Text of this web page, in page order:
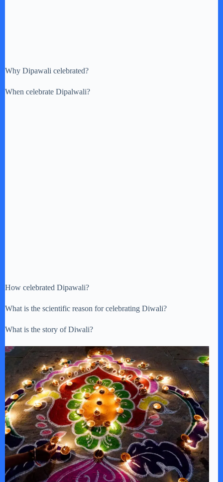
Why Dipawali celebrated?
When celebrate Dipalwali?
How celebrated Dipawali?
What is the scientific reason for celebrating Diwali?
What is the story of Diwali?